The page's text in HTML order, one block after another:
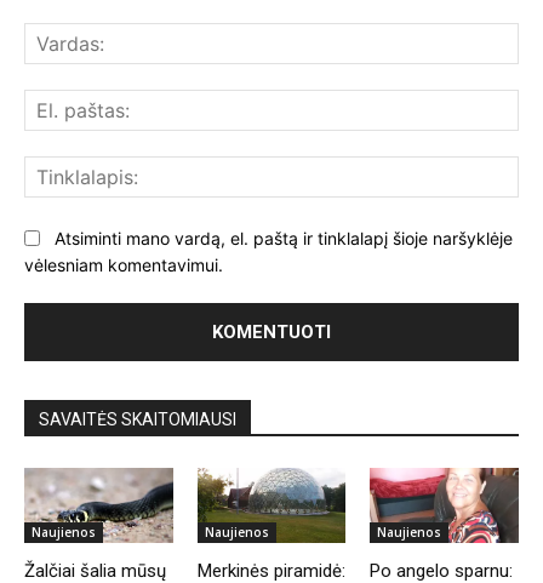
Atsiminti mano vardą, el. paštą ir tinklalapį šioje naršyklėje
vėlesniam komentavimui.
SAVAITĖS SKAITOMIAUSI
Naujienos
Žalčiai šalia mūsų
Naujienos
Merkinės piramidė:
Naujienos
Po angelo sparnu: